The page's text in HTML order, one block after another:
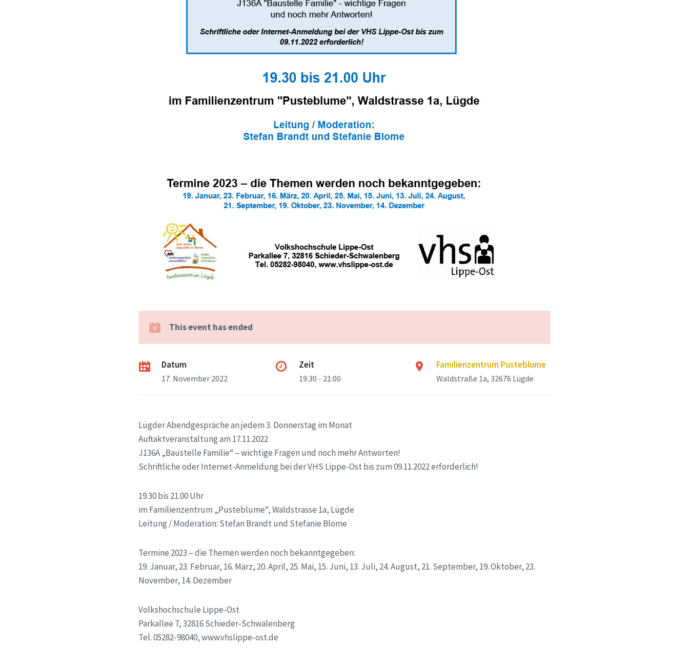
This event has ended
Datum
17. November 2022
Zeit
19:30 - 21:00
Familienzentrum Pusteblume
Waldstraße 1a, 32676 Lügde
Lügder Abendgespräche an jedem 3. Donnerstag im Monat
Auftaktveranstaltung am 17.11.2022
J136A „Baustelle Familie“ – wichtige Fragen und noch mehr Antworten!
Schriftliche oder Internet-Anmeldung bei der VHS Lippe-Ost bis zum 09.11.2022 erforderlich!
19.30 bis 21.00 Uhr
im Familienzentrum „Pusteblume“, Waldstrasse 1a, Lügde
Leitung / Moderation: Stefan Brandt und Stefanie Blome
Termine 2023 – die Themen werden noch bekanntgegeben:
19. Januar, 23. Februar, 16. März, 20. April, 25. Mai, 15. Juni, 13. Juli, 24. August, 21. September, 19. Oktober, 23.
November, 14. Dezember
Volkshochschule Lippe-Ost
Parkallee 7, 32816 Schieder-Schwalenberg
Tel. 05282-98040, www.vhslippe-ost.de